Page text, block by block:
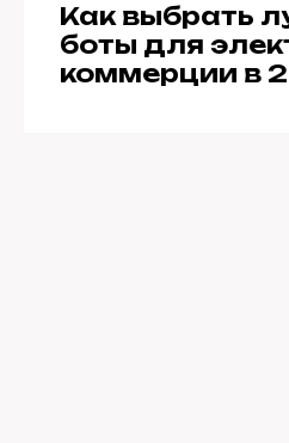
Как выбрать
боты для
коммерции в